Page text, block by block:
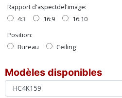
Rapport d'aspectdel'image:
4:3
16:9
16:10
Position:
Bureau
Ceiling
Modèles disponibles